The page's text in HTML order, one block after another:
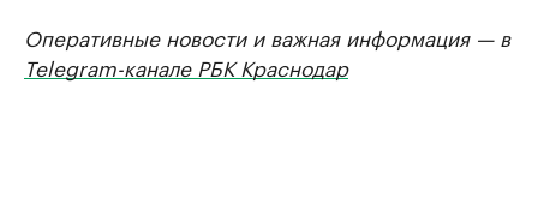
Оперативные новости и важная информация — в
Telegram-канале РБК Краснодар